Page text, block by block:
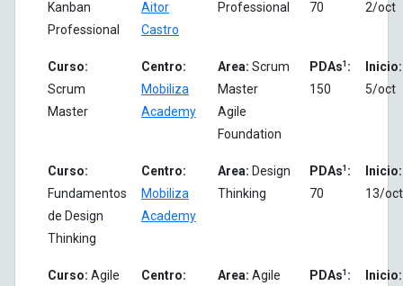
Kanban
Professional
Aitor
Castro
Professional
70
2/oct
Curso:
Scrum
Master
Centro:
Mobiliza
Academy
Area: Scrum
Master
Agile
Foundation
PDAs1 :
150
Inicio:
5/oct
Curso:
Fundamentos
de Design
Thinking
Centro:
Mobiliza
Academy
Area: Design
Thinking
PDAs1 :
70
Inicio:
13/oct
Curso: Agile
Centro:
Area: Agile
PDAs1 :
Inicio: